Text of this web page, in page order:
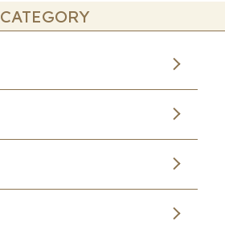
CATEGORY